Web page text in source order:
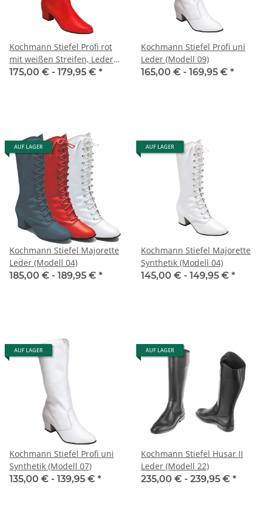
Kochmann Stiefel Profi rot
mit weißen Streifen, Leder
(Modell 06)
175,00 € - 179,95 € *
Kochmann Stiefel Profi uni
Leder (Modell 09)
165,00 € - 169,95 € *
AUF LAGER
Kochmann Stiefel Majorette
Leder (Modell 04)
185,00 € - 189,95 € *
AUF LAGER
Kochmann Stiefel Majorette
Synthetik (Modell 04)
145,00 € - 149,95 € *
AUF LAGER
Kochmann Stiefel Profi uni
Synthetik (Modell 07)
135,00 € - 139,95 € *
AUF LAGER
Kochmann Stiefel Husar II
Leder (Modell 22)
235,00 € - 239,95 € *